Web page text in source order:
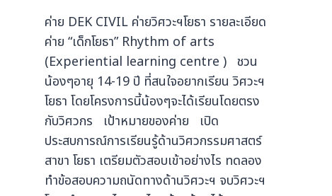
ค่าย DEK CIVIL ค่ายวิศวะฯโยธา รายละเอียด
ค่าย “เด็กโยธา” Rhythm of arts
(Experiential learning centre ) ชวน
น้องๆอายุ 14-19 ปี ที่สนใจอยากเรียน วิศวะฯ
โยธา โดยโครงการนี้น้องๆจะได้เรียนโดยตรง
กับวิศวกร เป้าหมายของค่าย เปิด
ประสบการณ์การเรียนรู้ด้านวิศวกรรมศาสตร์
สาขา โยธา เตรียมตัวสอบเข้าอย่างไร ทดลอง
ทำข้อสอบความถนัดทางด้านวิศวะฯ จบวิศวะฯ